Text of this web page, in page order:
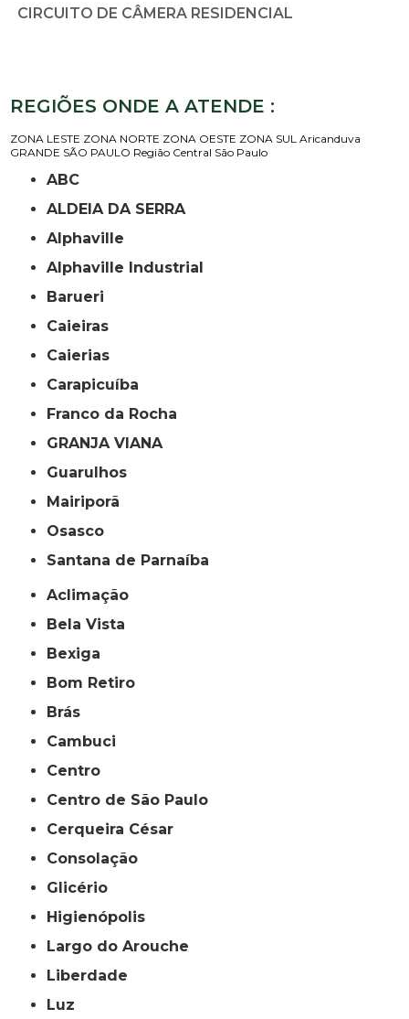
CIRCUITO DE CÂMERA RESIDENCIAL
REGIÕES ONDE A ATENDE :
ZONA LESTE ZONA NORTE ZONA OESTE ZONA SUL Aricanduva
GRANDE SÃO PAULO Região Central São Paulo
ABC
ALDEIA DA SERRA
Alphaville
Alphaville Industrial
Barueri
Caieiras
Caierias
Carapicuíba
Franco da Rocha
GRANJA VIANA
Guarulhos
Mairiporã
Osasco
Santana de Parnaíba
Aclimação
Bela Vista
Bexiga
Bom Retiro
Brás
Cambuci
Centro
Centro de São Paulo
Cerqueira César
Consolação
Glicério
Higienópolis
Largo do Arouche
Liberdade
Luz